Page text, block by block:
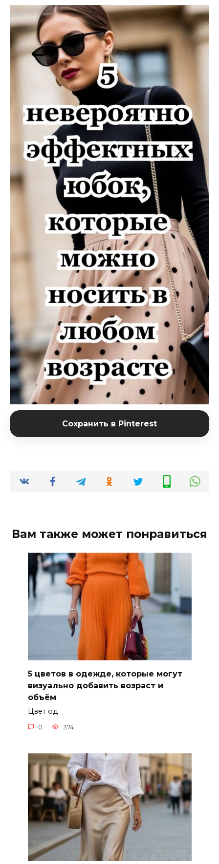
Сохранить в Pinterest
Вам также может понравиться
5 цветов в одежде, которые могут
визуально добавить возраст и
объём
Цвет од
0 374